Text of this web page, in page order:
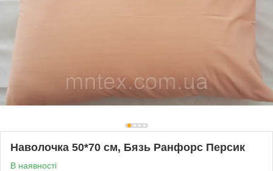
Наволочка 50*70 см, Бязь Ранфорс Персик
В наявності